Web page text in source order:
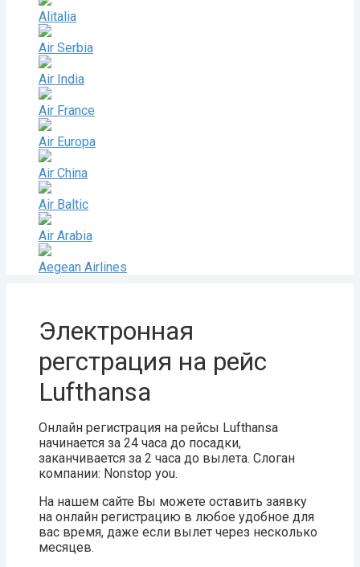
Alitalia
Air Serbia
Air India
Air France
Air Europa
Air China
Air Baltic
Air Arabia
Aegean Airlines
Электронная
регстрация на рейс
Lufthansa
Онлайн регистрация на рейсы Lufthansa
начинается за 24 часа до посадки,
заканчивается за 2 часа до вылета. Слоган
компании: Nonstop you.
На нашем сайте Вы можете оставить заявку
на онлайн регистрацию в любое удобное для
вас время, даже если вылет через несколько
месяцев.